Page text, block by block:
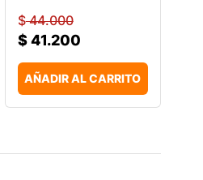
$44.000
$41.200
AÑADIR AL CARRITO